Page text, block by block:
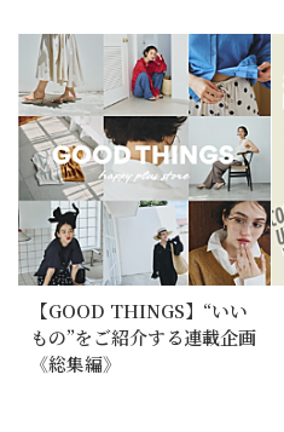
【GOOD THINGS】“いい
もの”をご紹介する連載企画
《総集編》